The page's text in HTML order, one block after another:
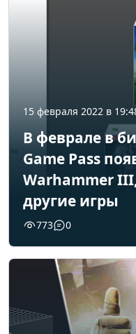
15 февраля 2022 в
В феврале в
Game Pass
Warhammer
другие игры
773 0